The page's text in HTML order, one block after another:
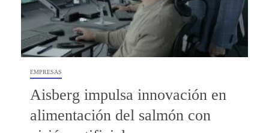
EMPRESAS
Aisberg impulsa innovación en
alimentación del salmón con